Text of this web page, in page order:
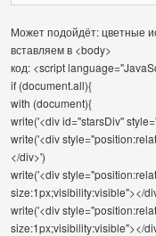
Может подойдёт: цветные
вставляем в <body>
код: <script
if (document.all){
with (document){
write('<div id="starsDiv"
write('<div
</div>')
write('<div
size:1px;visibility:visible"></
write('<div
size:1px;visibility:visible"></